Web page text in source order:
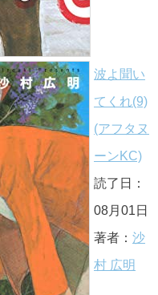
波よ聞い
てくれ(9)
(アフタヌ
ーンKC)
読了日：
08月01日
著者： 沙
村 広明